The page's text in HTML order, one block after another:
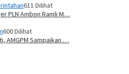
611 Dilihat
PLN Ambon Ramli M…
600 Dilihat
AMGPM Sampaikan …